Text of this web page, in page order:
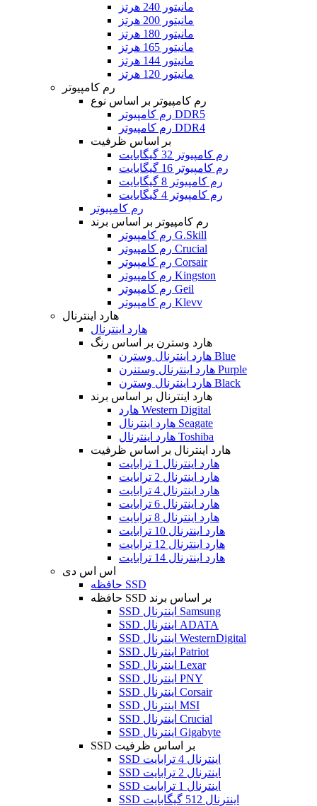
مانیتور 240 هرتز
مانیتور 200 هرتز
مانیتور 180 هرتز
مانیتور 165 هرتز
مانیتور 144 هرتز
مانیتور 120 هرتز
رم کامپیوتر
رم کامپیوتر بر اساس نوع
رم کامپیوتر DDR5
رم کامپیوتر DDR4
بر اساس ظرفیت
رم کامپیوتر 32 گیگابایت
رم کامپیوتر 16 گیگابایت
رم کامپیوتر 8 گیگابایت
رم کامپیوتر 4 گیگابایت
رم کامپیوتر
رم کامپیوتر بر اساس برند
رم کامپیوتر G.Skill
رم کامپیوتر Crucial
رم کامپیوتر Corsair
رم کامپیوتر Kingston
رم کامپیوتر Geil
رم کامپیوتر Klevv
هارد اینترنال
هارد اینترنال
هارد وسترن بر اساس رنگ
هارد اینترنال وسترن Blue
هارد اینترنال وستنرن Purple
هارد اینترنال وسترن Black
هارد اینترنال بر اساس برند
هارد Western Digital
هارد اینترنال Seagate
هارد اینترنال Toshiba
هارد اینترنال بر اساس ظرفیت
هارد اینترنال 1 ترابایت
هارد اینترنال 2 ترابایت
هارد اینترنال 4 ترابایت
هارد اینترنال 6 ترابایت
هارد اینترنال 8 ترابایت
هارد اینترنال 10 ترابایت
هارد اینترنال 12 ترابایت
هارد اینترنال 14 ترابایت
اس اس دی
حافظه SSD
حافظه SSD بر اساس برند
SSD اینترنال Samsung
SSD اینترنال ADATA
SSD اینترنال WesternDigital
SSD اینترنال Patriot
SSD اینترنال Lexar
SSD اینترنال PNY
SSD اینترنال Corsair
SSD اینترنال MSI
SSD اینترنال Crucial
SSD اینترنال Gigabyte
SSD بر اساس ظرفیت
SSD اینترنال 4 ترابایت
SSD اینترنال 2 ترابایت
SSD اینترنال 1 ترابایت
SSD اینترنال 512 گیگابایت